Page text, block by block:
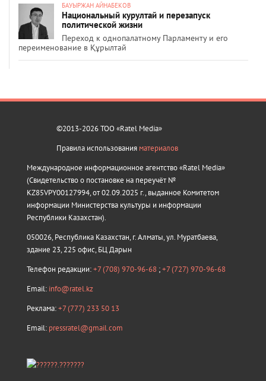
БАУЫРЖАН АЙНАБЕКОВ
Национальный курултай и перезапуск
политической жизни
Переход к однопалатному Парламенту и его
переименование в Құрылтай
©2013-2026 ТОО «Ratel Media»
Правила использования материалов
Международное информационное агентство «Ratel Media»
(Свидетельство о постановке на переучёт №
KZ85VPY00127994, от 02.09.2025 г., выданное Комитетом
информации Министерства культуры и информации
Республики Казахстан).
050026, Республика Казахстан, г. Алматы, ул. Муратбаева,
здание 23, 225 офис, БЦ Дарын
Телефон редакции:+7 (708) 970-96-68 ;+7 (727) 970-96-68
Email: info@ratel.kz
Реклама:+7 (777) 233 50 13
Email: pressratel@gmail.com